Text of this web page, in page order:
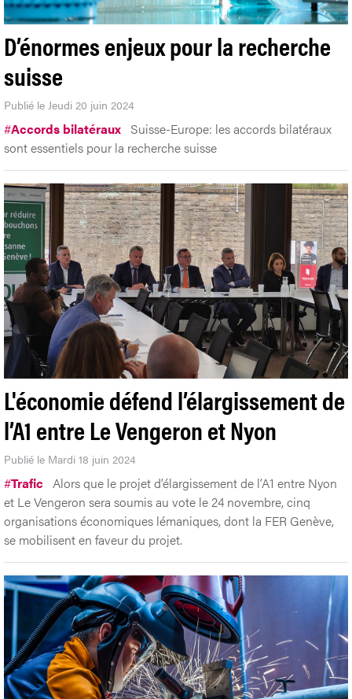
D’énormes enjeux pour la recherche
suisse
Publié le Jeudi 20 juin 2024
#Accords bilatéraux Suisse-Europe: les accords bilatéraux
sont essentiels pour la recherche suisse
L'économie défend l’élargissement de
l’A1 entre Le Vengeron et Nyon
Publié le Mardi 18 juin 2024
#Trafic Alors que le projet d’élargissement de l’A1 entre Nyon
et Le Vengeron sera soumis au vote le 24 novembre, cinq
organisations économiques lémaniques, dont la FER Genève,
se mobilisent en faveur du projet.